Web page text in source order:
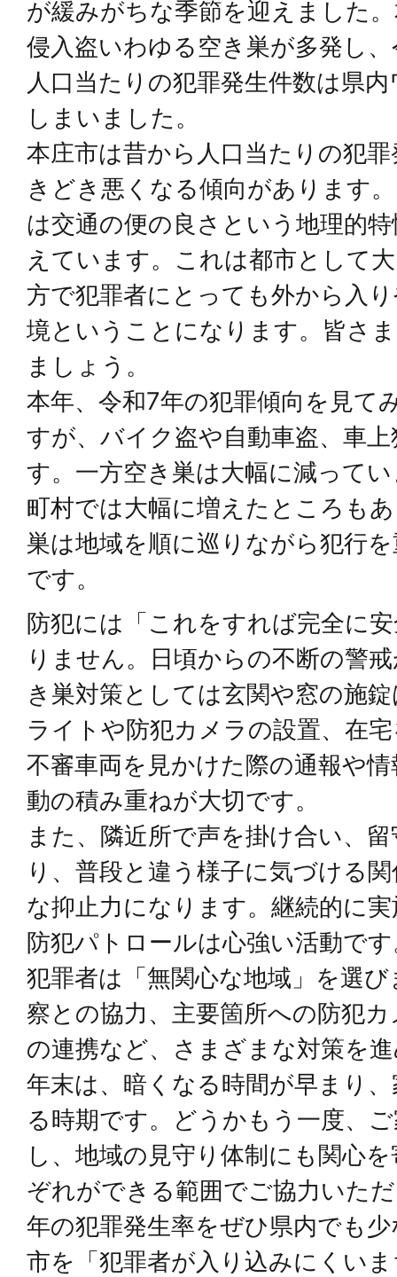
が緩みがちな季節を迎えました
侵入盗いわゆる空き巣が多発し
人口当たりの犯罪発生件数は県
しまいました。
本庄市は昔から人口当たりの犯
きどき悪くなる傾向があります
は交通の便の良さという地理的
えています。これは都市として
方で犯罪者にとっても外から入
境ということになります。皆さ
ましょう。
本年、令和7年の犯罪傾向を見て
すが、バイク盗や自動車盗、車
す。一方空き巣は大幅に減って
町村では大幅に増えたところも
巣は地域を順に巡りながら犯行
です。
防犯には「これをすれば完全に
りません。日頃からの不断の警
き巣対策としては玄関や窓の施
ライトや防犯カメラの設置、在
不審車両を見かけた際の通報や
動の積み重ねが大切です。
また、隣近所で声を掛け合い、
り、普段と違う様子に気づける
な抑止力になります。継続的に
防犯パトロールは心強い活動で
犯罪者は「無関心な地域」を選
察との協力、主要箇所への防犯
の連携など、さまざまな対策を
年末は、暗くなる時間が早まり
る時期です。どうかもう一度、
し、地域の見守り体制にも関心
ぞれができる範囲でご協力いた
年の犯罪発生率をぜひ県内でも
市を「犯罪者が入り込みにくい